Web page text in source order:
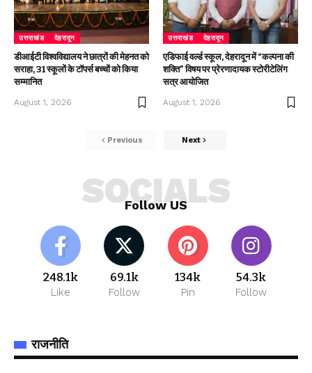
उत्तराखंड देहरादून
डीआईटी विश्वविद्यालय ने छात्रों की मेहनत को
सराहा, 31 स्कूलों के टॉपर्स बच्चों को किया
सम्मानित
August 1, 2026
उत्तराखंड देहरादून
एडिफाई वर्ल्ड स्कूल, देहरादून में “कल्पना की
शक्ति” विषय पर प्रेरणादायक स्टोरीटेलिंग
सत्र आयोजित
August 1, 2026
Previous Next
Follow US
SOCIALS
248.1k
Like
69.1k
Follow
134k
Pin
54.3k
Follow
राजनीति